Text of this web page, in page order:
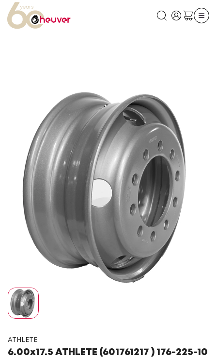
ATHLETE
6.00x17.5 ATHLETE (601761217 ) 176-225-10